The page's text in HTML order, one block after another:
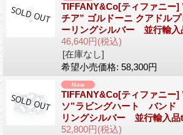
TIFFANY&Co[ティファニー]
チア” ゴルドーニ クアドル
ーリングシルバー 並行輸入
46,640円(税込)
[在庫なし]
希望小売価格: 58,300円
TIFFANY&Co[ティファニー]
ソ”ラビングハート バン
リングシルバー 並行輸入品
52,800円(税込)